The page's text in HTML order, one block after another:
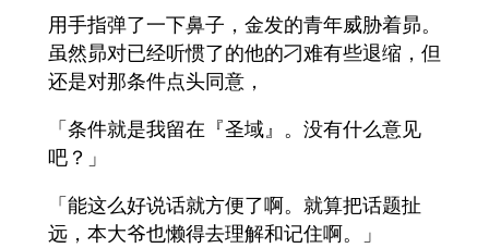
用手指弹了一下鼻子，金发的青年威胁着昴。
虽然昴对已经听惯了的他的刁难有些退缩，但
还是对那条件点头同意，
「条件就是我留在『圣域』。没有什么意见
吧？」
「能这么好说话就方便了啊。就算把话题扯
远，本大爷也懒得去理解和记住啊。」